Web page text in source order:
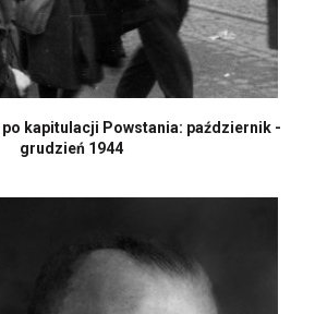
kapitulacji Powstania: październik -
grudzień 1944